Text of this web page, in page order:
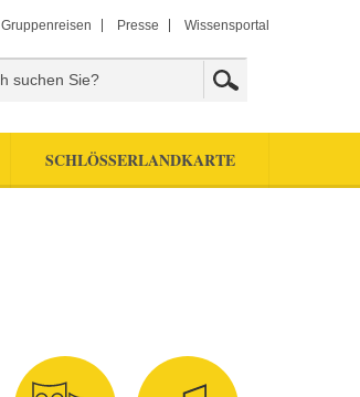
Gruppenreisen Presse Wissensportal
SCHLÖSSERLANDKARTE